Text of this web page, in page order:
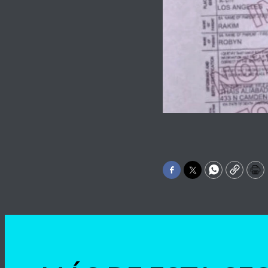
Facebook
TwitterWhatsApp
Copy